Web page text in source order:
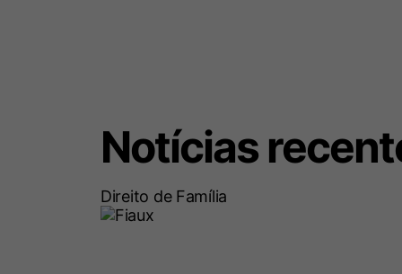
Notícias
Direito de Família